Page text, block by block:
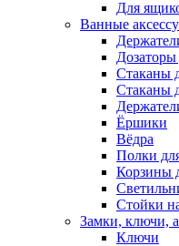
Для
Ванные
Стаканы
Стаканы
Ёршики
Вёдра
Полки
Корзины
Стойки
Замки, ключи,
Ключи